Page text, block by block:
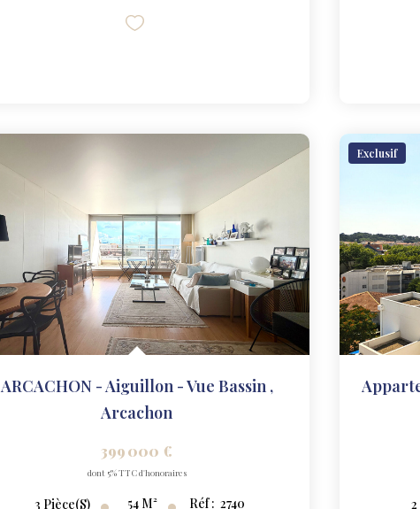
ARCACHON - Aiguillon - Vue Bassin ,
Arcachon
399 000 €
dont 5% TTC d'honoraires
3 Pièce(s) 54 M² Réf : 2740
Exclusif
2